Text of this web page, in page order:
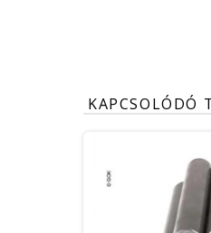
KAPCSOLÓDÓ